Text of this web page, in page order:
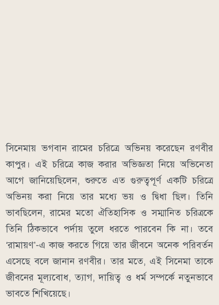
সিনেমায় ভগবান রামের চরিত্রে অভিনয় করেছেন রণবীর
কাপুর। এই চরিত্রে কাজ করার অভিজ্ঞতা নিয়ে অভিনেতা
আগে জানিয়েছিলেন, শুরুতে এত গুরুত্বপূর্ণ একটি চরিত্রে
অভিনয় করা নিয়ে তার মধ্যে ভয় ও দ্বিধা ছিল। তিনি
ভাবছিলেন, রামের মতো ঐতিহাসিক ও সম্মানিত চরিত্রকে
তিনি ঠিকভাবে পর্দায় তুলে ধরতে পারবেন কি না। তবে
‘রামায়ণ’-এ কাজ করতে গিয়ে তার জীবনে অনেক পরিবর্তন
এসেছে বলে জানান রণবীর। তার মতে, এই সিনেমা তাকে
জীবনের মূল্যবোধ, ত্যাগ, দায়িত্ব ও ধর্ম সম্পর্কে নতুনভাবে
ভাবতে শিখিয়েছে।